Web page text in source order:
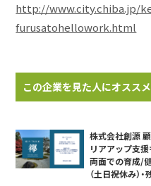
http://www.city.chiba.jp/
furusatohellowork.html
この企業を見た人にオスス
株式会社創源
リアアップ支
両面での育成/
（土日祝休み）